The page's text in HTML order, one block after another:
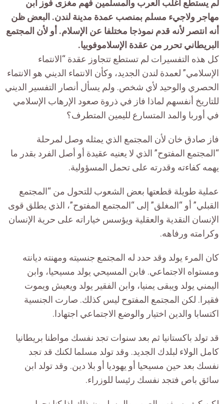
لم يستطع أغلب العرب والمسلمين فهم مغزى فوز ابن
مهاجر ولاجيء مسلم بمنصب عمدة مدينة لندن. البعض ظن
أنه انتصر لأنه قدم نموذجا مختلفا عن الإسلام. أو لأن المجتمع
البريطاني تحرر من عقدة الإسلاموفوبيا.
كل هذه التفسيرات لم تستطع تتجاوز عقدة “الانتماء
الإسلامي” لعمدة لندن الجديد، وكأن الانتماء الديني هو الانتماء
الحصري والوحيد لأي شخص. ولم يسأل أنصار التفسير الديني
للتاريخ أنفسهم لماذا فاز في ذروة صعود الإرهاب الإسلامي
في أوربا والمد المتسارع لليمين المتطرف؟
فاز صادق خان لأن المجتمع الذي يمثله وصل لمرحلة
“المجتمع المفتوح” الذي لا يعنيه عقيدة أو أصل الفرد بقدر ما
يهمه كفاءته وقدرته على تحمل المسؤولية.
عملية طويلة قطعتها بعض الشعوب للتحول من “المجتمع
القبلي” أو “المغلق” إلى “المجتمع المفتوح”، الذي يطلق قوى
الإنسان النقدية والعقلية ويؤسس خياراته على حرية الإنسان
وكرامته ورفاهه.
كان المرء يولد وقد حدد له المجتمع جنسيته ومهنته ديانته
ومستواه الاجتماعي. فابن المسيحي يولد مسيحيا، وابن
اليمني يولد ويبقى يمنيا، وابن الفقير يولد ويعيش ويموت
فقيرا. لكن المجتمع المفتوح ليس كذلك. صارت الجنسية
اكتسابا والدين اختيار والوضع الاجتماعي اجتهادا.
قد تولد باكستانيا ثم بعد سنوات تجد نفسك مواطنا بريطانيا
كامل الولاء لبلدك الجديد. وقد تولد مسلما لكنك قد تجد
نفسك بعد حين مسيحيا أو يهوديا أو بلا دين. وقد تولد ابن
سائق باص فتجد نفسك رئيسا للوزراء.